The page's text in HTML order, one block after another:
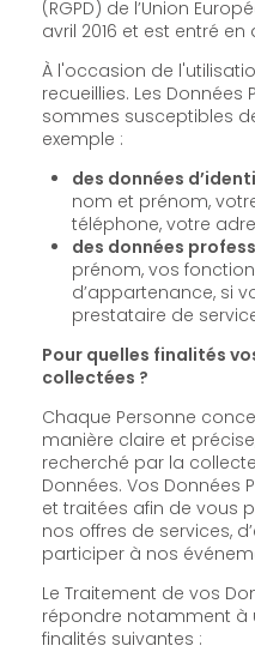
(RGPD) de l’Union Européenne qui
avril 2016 et est entré
À l'occasion de
recueillies. Les Données
sommes susceptibles
exemple :
des données
nom et prénom, votre adresse,
téléphone, votre
des données
prénom, vos fonctions, votre
d’appartenance, si
prestataire de
Pour quelles finalités
collectées ?
Chaque Personne
manière claire et précise, de
recherché par la
Données. Vos Données
et traitées afin de vous permettre de bénéficier de
nos offres de services,
participer à nos
Le Traitement de vos
répondre notamment à
finalités suivantes :